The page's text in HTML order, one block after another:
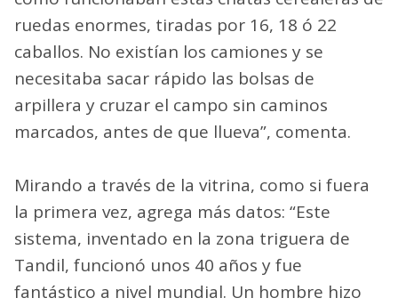
ruedas enormes, tiradas por 16, 18 ó 22
caballos. No existían los camiones y se
necesitaba sacar rápido las bolsas de
arpillera y cruzar el campo sin caminos
marcados, antes de que llueva”, comenta.
Mirando a través de la vitrina, como si fuera
la primera vez, agrega más datos: “Este
sistema, inventado en la zona triguera de
Tandil, funcionó unos 40 años y fue
fantástico a nivel mundial. Un hombre hizo